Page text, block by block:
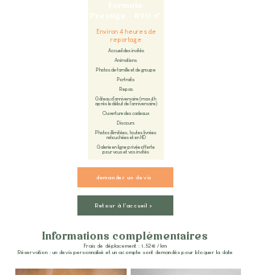
Formule
Prestige – 890 €
Environ 4 heures de
reportage
Accueil des invités
Animations
Photos de famille et de groupe
Portraits
Repas
Gâteau d'anniversaire (max 4h
après le début de l'anniversaire)
Ouverture des cadeaux
Discours
Photos illimitées, toutes livrées
retouchées et en HD
Galerie en ligne privée offerte
pour vous et vos invités
demander un devis
Retour à l'accueil >
Informations complémentaires
Frais de déplacement : 1,52€ / km
Réservation : un devis personnalisé et un acompte sont demandés pour bloquer la date